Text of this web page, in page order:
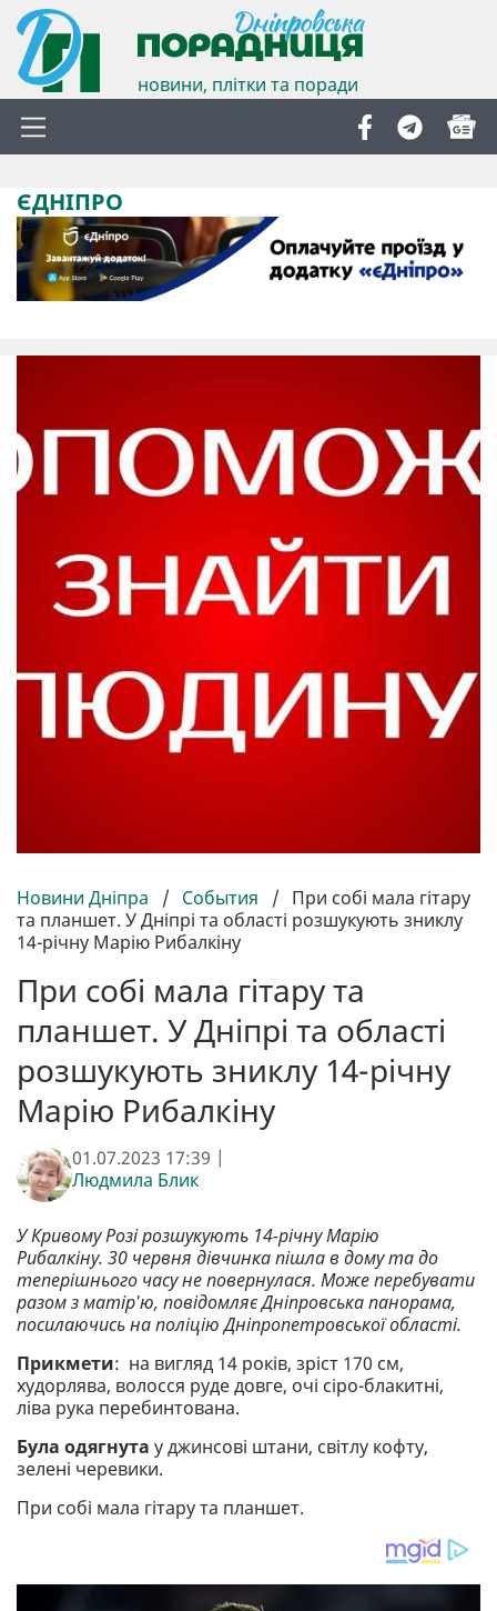
новини, плітки та поради
ЄДНІПРО
Новини Дніпра / События / При собі мала гітару
та планшет. У Дніпрі та області розшукують зниклу
14-річну Марію Рибалкіну
При собі мала гітару та
планшет. У Дніпрі та області
розшукують зниклу 14-річну
Марію Рибалкіну
01.07.2023 17:39 |
Людмила Блик
У Кривому Розі розшукують 14-річну Марію
Рибалкіну. 30 червня дівчинка пішла в дому та до
теперішнього часу не повернулася. Може перебувати
разом з матір'ю, повідомляє Дніпровська панорама,
посилаючись на поліцію Дніпропетровської області.
Прикмети: на вигляд 14 років, зріст 170 см,
худорлява, волосся руде довге, очі сіро-блакитні,
ліва рука перебинтована.
Була одягнута у джинсові штани, світлу кофту,
зелені черевики.
При собі мала гітару та планшет.